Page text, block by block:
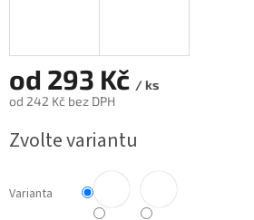
od 293 Kč / ks
od 242 Kč bez DPH
cena:
Zvolte variantu
Varianta